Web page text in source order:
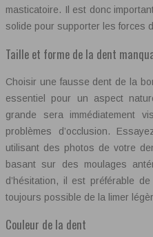
masticatoire. Il est donc
solide pour supporter les forces
Taille et forme de la dent
Choisir une fausse dent de la
essentiel pour un aspect
grande sera immédiatement
problèmes d’occlusion.
utilisant des photos de votre
basant sur des moulages
d’hésitation, il est préférable
toujours possible de la limer
Couleur de la dent